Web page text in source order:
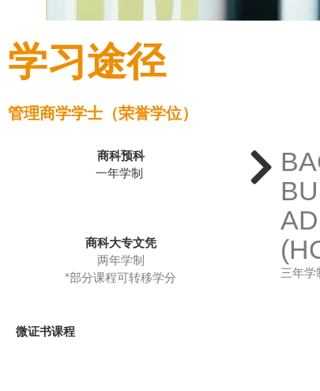
学习途径
管理商学学士（荣誉学位）
商科预科
一年学制
商科大专文凭
两年学制
*部分课程可转移学分
三年学
微证书课程